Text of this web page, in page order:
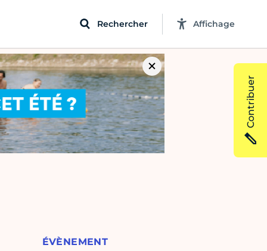
Rechercher Affichage
ÉVÈNEMENT
Contribuer